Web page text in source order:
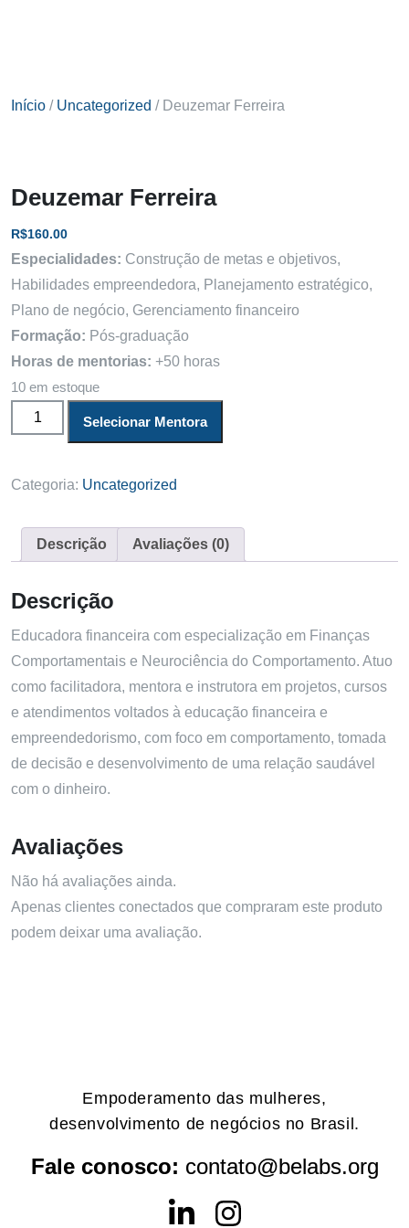
Início / Uncategorized / Deuzemar Ferreira
Deuzemar Ferreira
R$160.00
Especialidades: Construção de metas e objetivos,
Habilidades empreendedora, Planejamento estratégico,
Plano de negócio, Gerenciamento financeiro
Formação: Pós-graduação
Horas de mentorias: +50 horas
10 em estoque
Selecionar Mentora
Categoria: Uncategorized
Descrição Avaliações (0)
Descrição
Educadora financeira com especialização em Finanças
Comportamentais e Neurociência do Comportamento. Atuo
como facilitadora, mentora e instrutora em projetos, cursos
e atendimentos voltados à educação financeira e
empreendedorismo, com foco em comportamento, tomada
de decisão e desenvolvimento de uma relação saudável
com o dinheiro.
Avaliações
Não há avaliações ainda.
Apenas clientes conectados que compraram este produto
podem deixar uma avaliação.
Empoderamento das mulheres,
desenvolvimento de negócios no Brasil.
Fale conosco: contato@belabs.org